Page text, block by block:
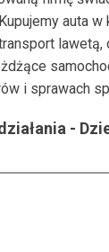
auta w
i sprawach
-